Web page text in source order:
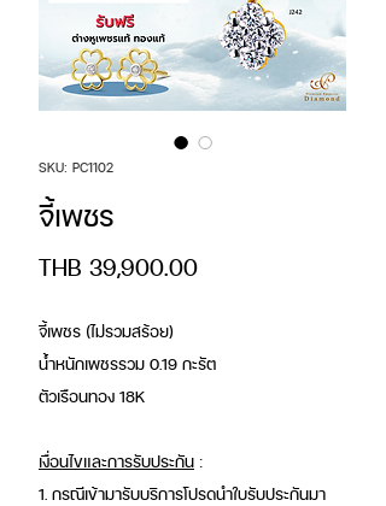
SKU: PC1102
จี้เพชร
THB 39,900.00Price
จี้เพชร (ไม่รวมสร้อย)
น้ำหนักเพชรรวม 0.19 กะรัต
ตัวเรือนทอง 18K
เงื่อนไขและการรับประกัน :
1. กรณีเข้ามารับบริการโปรดนำใบรับประกันมา